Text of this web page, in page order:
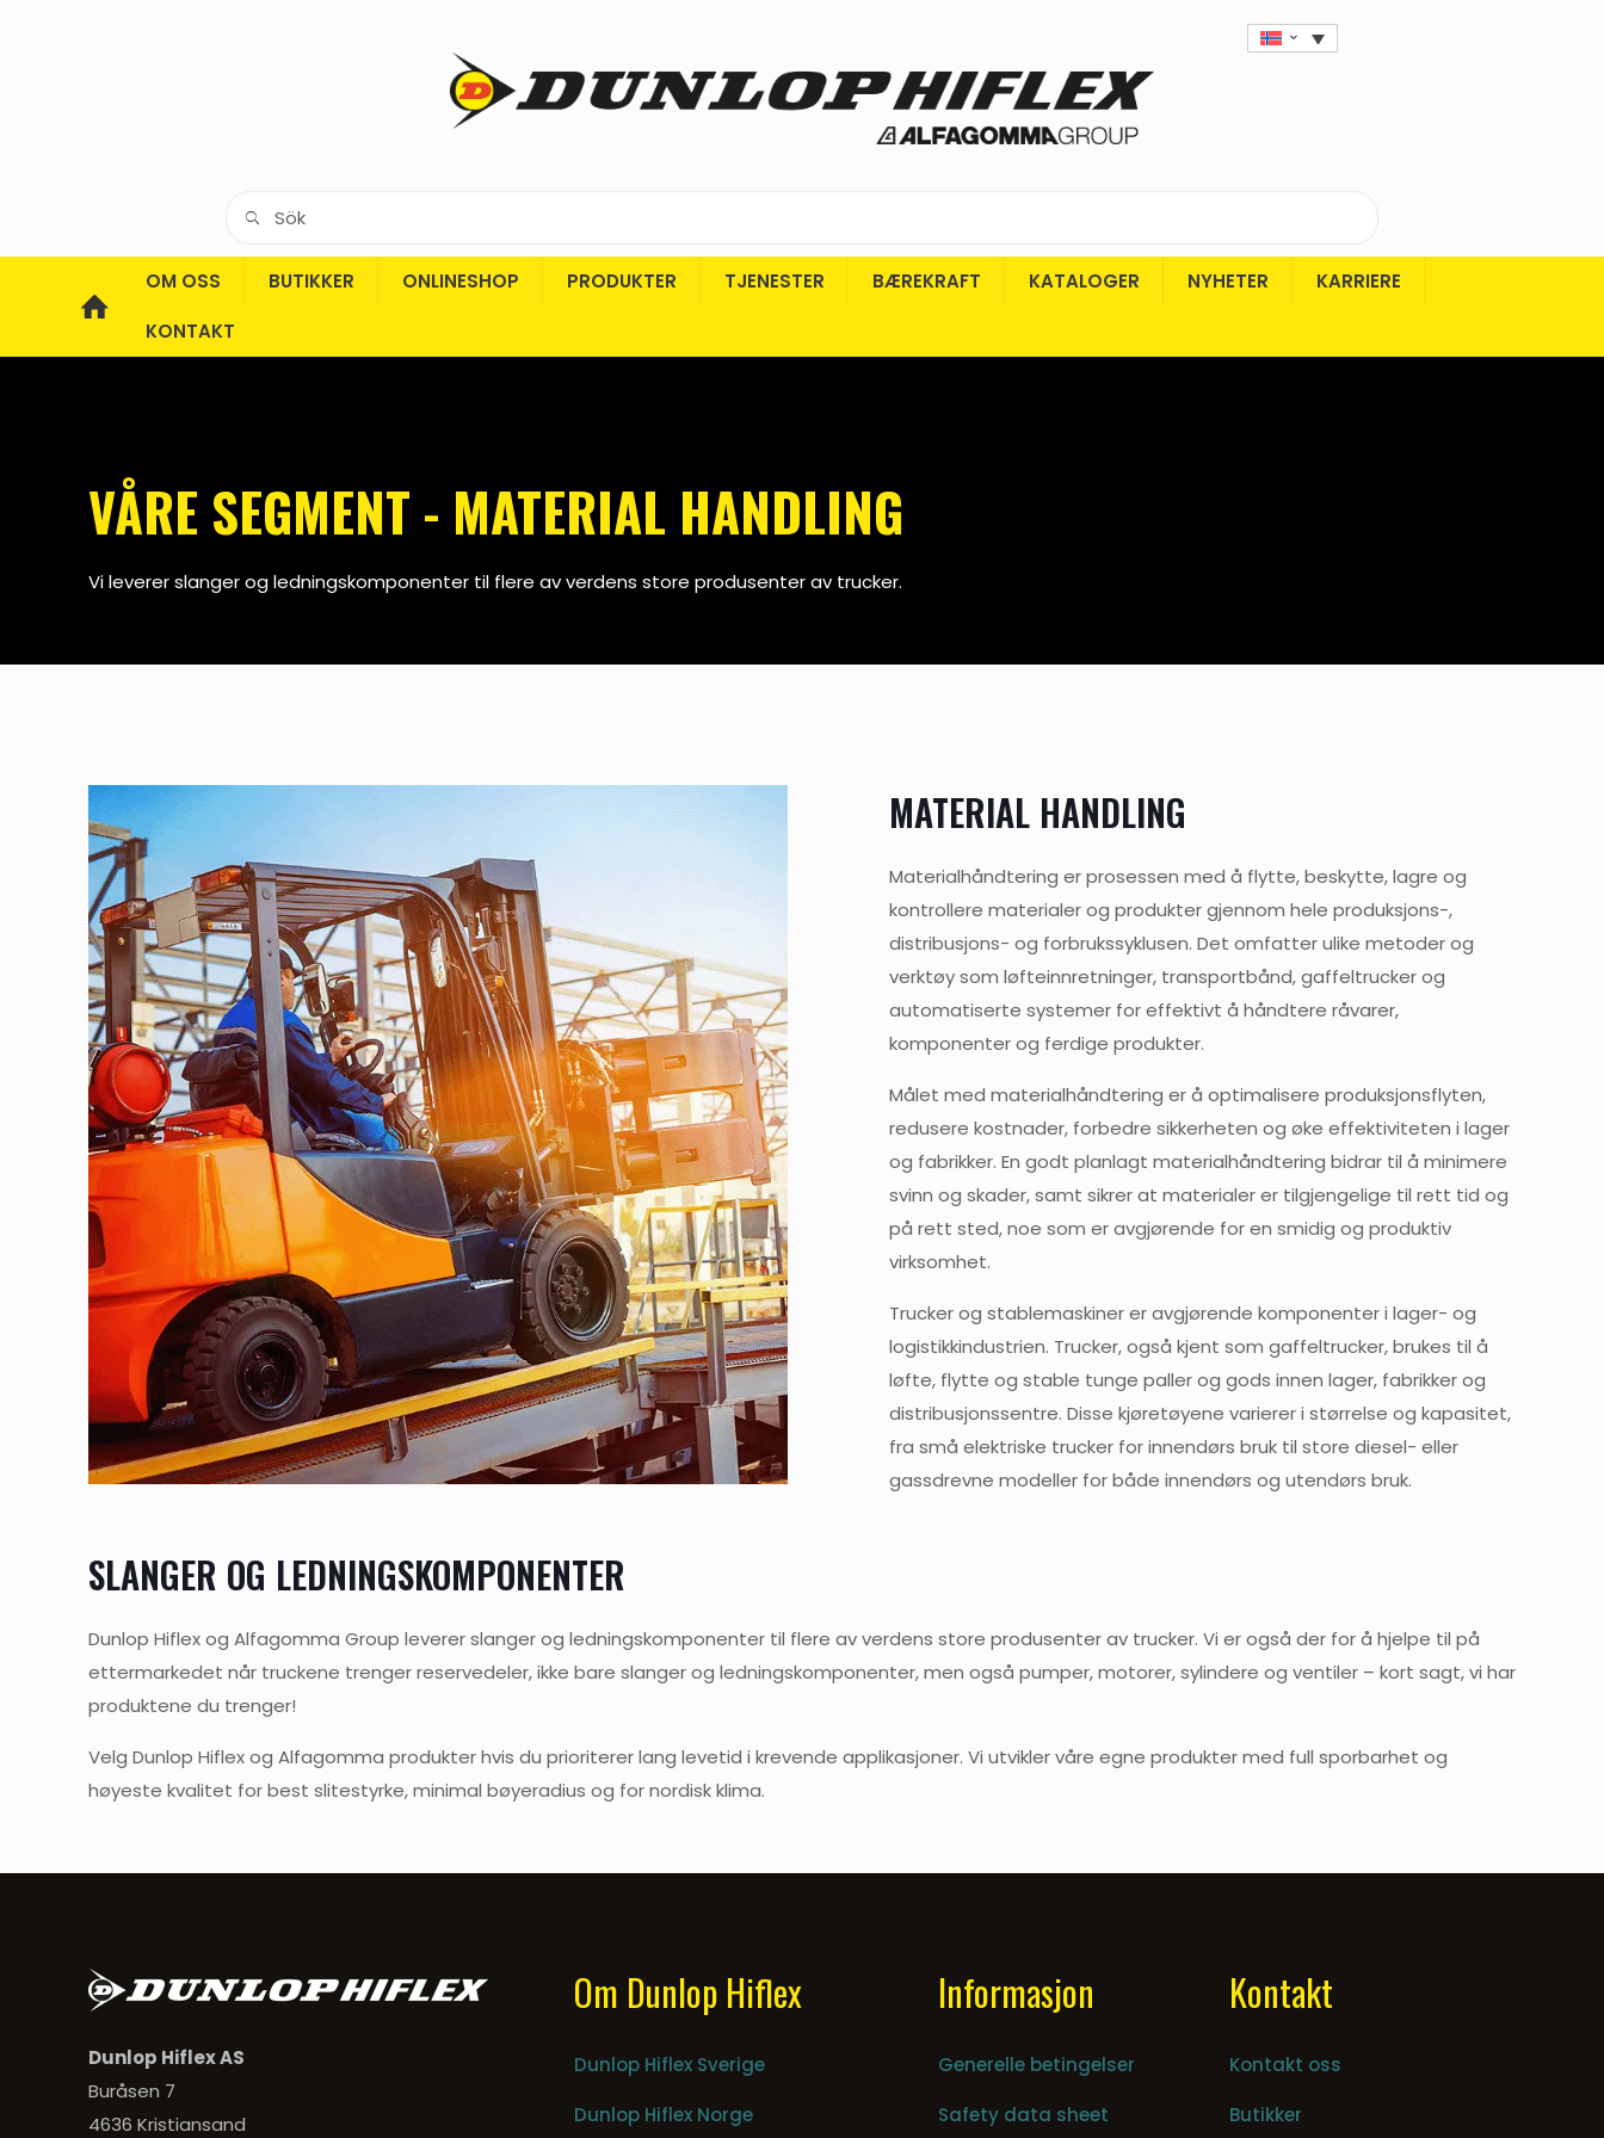
OM OSS BUTIKKER ONLINESHOP PRODUKTER TJENESTER BÆREKRAFT KATALOGER NYHETER
KARRIERE
KONTAKT
VÅRE SEGMENT - MATERIAL HANDLING
Vi leverer slanger og ledningskomponenter til flere av verdens store produsenter av trucker.
MATERIAL HANDLING
Materialhåndtering er prosessen med å flytte, beskytte, lagre og
kontrollere materialer og produkter gjennom hele produksjons-,
distribusjons- og forbrukssyklusen. Det omfatter ulike metoder og
verktøy som løfteinnretninger, transportbånd, gaffeltrucker og
automatiserte systemer for effektivt å håndtere råvarer,
komponenter og ferdige produkter.
Målet med materialhåndtering er å optimalisere produksjonsflyten,
redusere kostnader, forbedre sikkerheten og øke effektiviteten i lager
og fabrikker. En godt planlagt materialhåndtering bidrar til å minimere
svinn og skader, samt sikrer at materialer er tilgjengelige til rett tid og
på rett sted, noe som er avgjørende for en smidig og produktiv
virksomhet.
Trucker og stablemaskiner er avgjørende komponenter i lager- og
logistikkindustrien. Trucker, også kjent som gaffeltrucker, brukes til å
løfte, flytte og stable tunge paller og gods innen lager, fabrikker og
distribusjonssentre. Disse kjøretøyene varierer i størrelse og kapasitet,
fra små elektriske trucker for innendørs bruk til store diesel- eller
gassdrevne modeller for både innendørs og utendørs bruk.
SLANGER OG LEDNINGSKOMPONENTER
Dunlop Hiflex og Alfagomma Group leverer slanger og ledningskomponenter til flere av verdens store produsenter av trucker. Vi er også der for å hjelpe til på
ettermarkedet når truckene trenger reservedeler, ikke bare slanger og ledningskomponenter, men også pumper, motorer, sylindere og ventiler – kort sagt, vi har
produktene du trenger!
Velg Dunlop Hiflex og Alfagomma produkter hvis du prioriterer lang levetid i krevende applikasjoner. Vi utvikler våre egne produkter med full sporbarhet og
høyeste kvalitet for best slitestyrke, minimal bøyeradius og for nordisk klima.
Dunlop Hiflex AS
Buråsen 7
4636 Kristiansand
Om Dunlop Hiflex
Dunlop Hiflex Sverige
Dunlop Hiflex Norge
Informasjon
Generelle betingelser
Safety data sheet
Kontakt
Kontakt oss
Butikker